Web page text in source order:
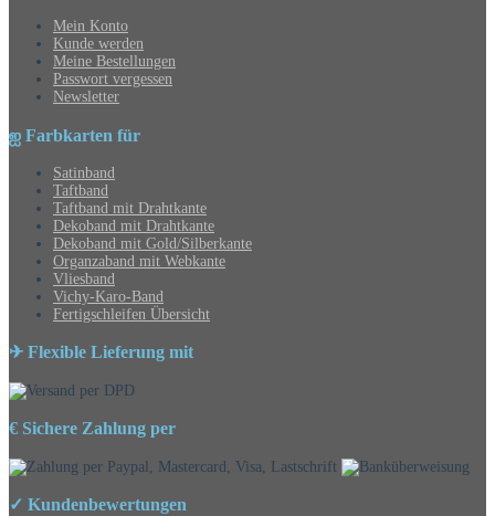
Mein Konto
Kunde werden
Meine Bestellungen
Passwort vergessen
Newsletter
ஐ Farbkarten für
Satinband
Taftband
Taftband mit Drahtkante
Dekoband mit Drahtkante
Dekoband mit Gold/Silberkante
Organzaband mit Webkante
Vliesband
Vichy-Karo-Band
Fertigschleifen Übersicht
✈ Flexible Lieferung mit
€ Sichere Zahlung per
✓ Kundenbewertungen